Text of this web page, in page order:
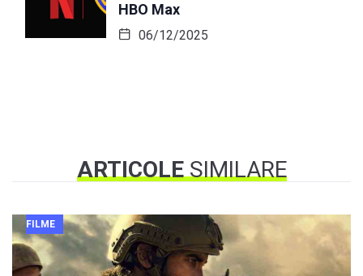
HBO Max
06/12/2025
ARTICOLESIMILARE
FILME